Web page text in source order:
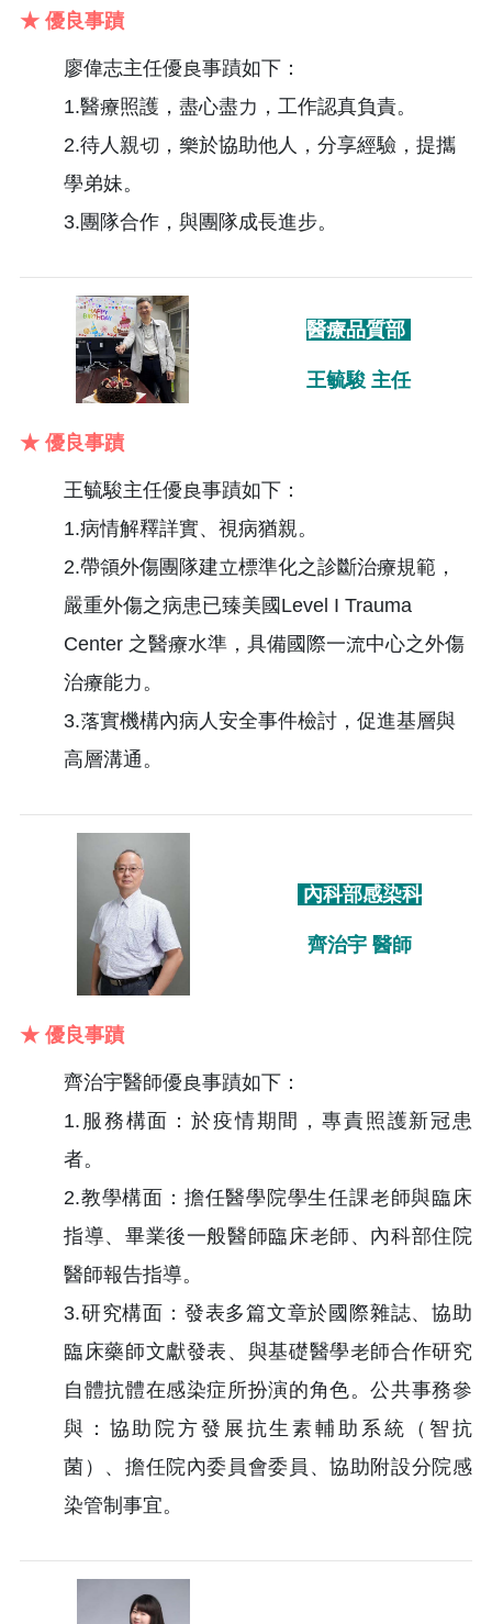
★ 優良事蹟
廖偉志主任優良事蹟如下：
1.醫療照護，盡心盡力，工作認真負責。
2.待人親切，樂於協助他人，分享經驗，提攜
學弟妹。
3.團隊合作，與團隊成長進步。
醫療品質部
王毓駿 主任
★ 優良事蹟
王毓駿主任優良事蹟如下：
1.病情解釋詳實、視病猶親。
2.帶領外傷團隊建立標準化之診斷治療規範，
嚴重外傷之病患已臻美國Level I Trauma
Center 之醫療水準，具備國際一流中心之外傷
治療能力。
3.落實機構內病人安全事件檢討，促進基層與
高層溝通。
內科部感染科
齊治宇 醫師
★ 優良事蹟
齊治宇醫師優良事蹟如下：
1.服務構面：於疫情期間，專責照護新冠患
者。
2.教學構面：擔任醫學院學生任課老師與臨床
指導、畢業後一般醫師臨床老師、內科部住院
醫師報告指導。
3.研究構面：發表多篇文章於國際雜誌、協助
臨床藥師文獻發表、與基礎醫學老師合作研究
自體抗體在感染症所扮演的角色。公共事務參
與：協助院方發展抗生素輔助系統（智抗
菌）、擔任院內委員會委員、協助附設分院感
染管制事宜。